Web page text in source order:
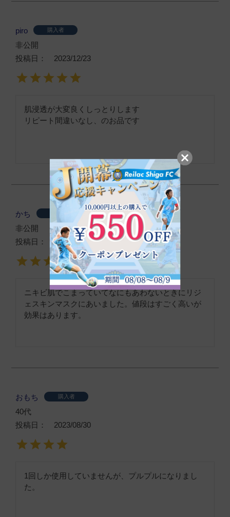
piro 購入者
非公開
投稿日
2023/12/23
肌浸透が大変良くしっとりします
リピート間違いなし、のお品です
かち
非公開
投稿日
2023/11/17
ニキビ肌でこまっていてなにもあわないときにリジ
ェスキンマスクにあいました。値段はすごく高いが
効果はあります。
おもち 購入者
40代
投稿日
2023/08/30
1回しか使用していませんが、プルプルになりまし
た。